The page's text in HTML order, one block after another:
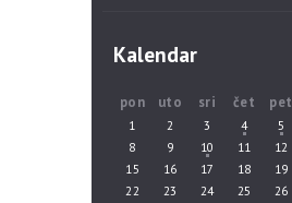
Kalendar
pon uto sri čet pet
1 2 3 4 5
8
9 10 11 12
15
16 17 18 19
22
23 24 25 26